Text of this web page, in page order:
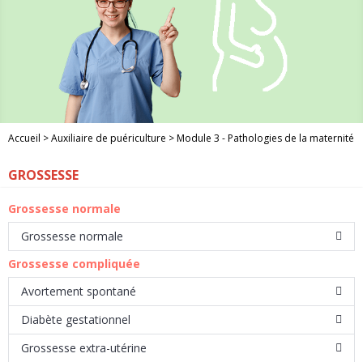
Accueil >Auxiliaire de puériculture >Module 3 - Pathologies de la maternité
GROSSESSE
Grossesse normale
Grossesse normale
Grossesse compliquée
Avortement spontané
Diabète gestationnel
Grossesse extra-utérine